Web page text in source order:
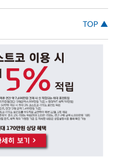
TOP ▲